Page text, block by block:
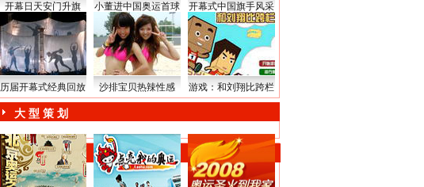
开幕日天安门升旗 小董进中国奥运首球 开幕式中国旗手风采
历届开幕式经典回放 沙排宝贝热辣性感 游戏：和刘翔比跨栏
大 型 策 划